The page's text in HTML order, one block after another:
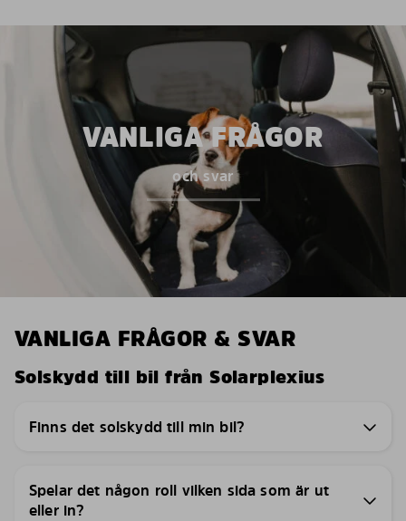
VANLIGA FRÅGOR
och svar
VANLIGA FRÅGOR & SVAR
Solskydd till bil från Solarplexius
Finns det solskydd till min bil?
Spelar det någon roll vilken sida som är ut
eller in?